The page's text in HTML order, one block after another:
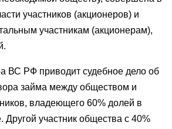
участников (акционеров) и
участникам (акционерам),
ВС РФ приводит судебное дело об
займа между обществом и
владеющего 60% долей в
Другой участник общества с 40%